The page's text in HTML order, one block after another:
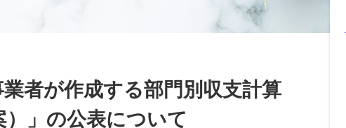
者が作成する部門別収支計算
」の公表について